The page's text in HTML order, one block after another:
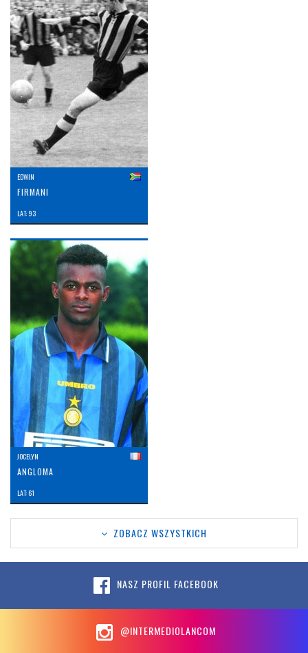
EDWIN
FIRMANI
LAT: 93
JOCELYN
ANGLOMA
LAT: 61
ZOBACZ WSZYSTKICH
NASZ PROFIL FACEBOOK
@INTERMEDIOLANCOM